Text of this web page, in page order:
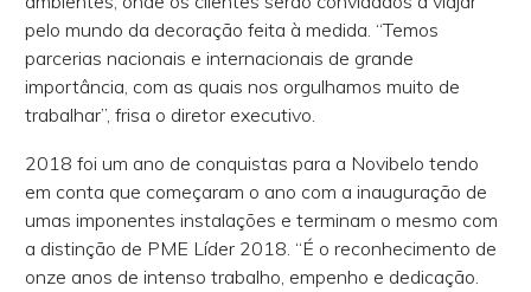
pelo mundo da decoração feita à medida. “Temos
parcerias nacionais e internacionais de grande
importância, com as quais nos orgulhamos muito de
trabalhar”, frisa o diretor executivo.
2018 foi um ano de conquistas para a Novibelo tendo
em conta que começaram o ano com a inauguração de
umas imponentes instalações e terminam o mesmo com
a distinção de PME Líder 2018. “É o reconhecimento de
onze anos de intenso trabalho, empenho e dedicação.